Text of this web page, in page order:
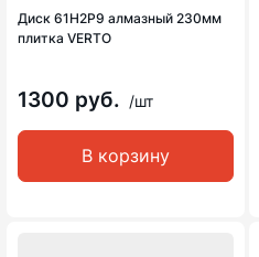
Диск 61Н2Р9 алмазный 230мм
плитка VERTO
1300 руб. /шт
В корзину